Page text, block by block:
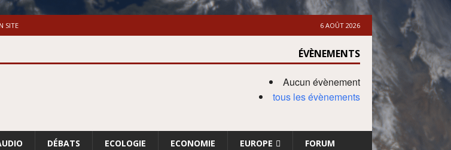
SITE 6 AOÛT 2026
ÉVÈNEMENTS
Aucun évènement
tous les évènements
DÉBATS ECOLOGIE ECONOMIE EUROPE FORUM